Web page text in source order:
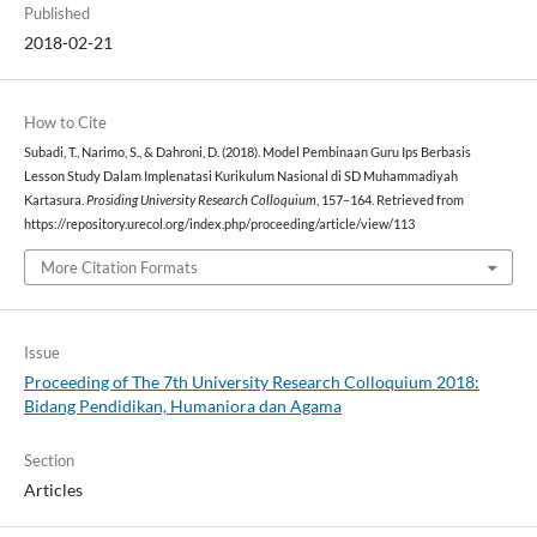
Published
2018-02-21
How to Cite
Subadi, T., Narimo, S., & Dahroni, D. (2018). Model Pembinaan Guru Ips Berbasis
Lesson Study Dalam Implenatasi Kurikulum Nasional di SD Muhammadiyah
Kartasura.Prosiding University Research Colloquium, 157–164. Retrieved from
https://repository.urecol.org/index.php/proceeding/article/view/113
More Citation Formats
Issue
Proceeding of The 7th University Research Colloquium 2018:
Bidang Pendidikan, Humaniora dan Agama
Section
Articles